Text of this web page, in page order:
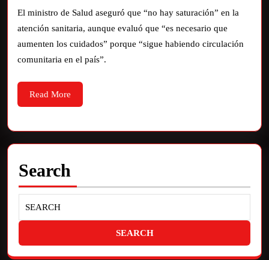
El ministro de Salud aseguró que “no hay saturación” en la
atención sanitaria, aunque evaluó que “es necesario que
aumenten los cuidados” porque “sigue habiendo circulación
comunitaria en el país”.
Read More
Search